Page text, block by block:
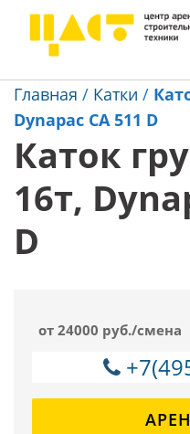
Главная / Катки /
Dynapac CA 511 D
Каток
16т,
D
от 24000 руб./смена